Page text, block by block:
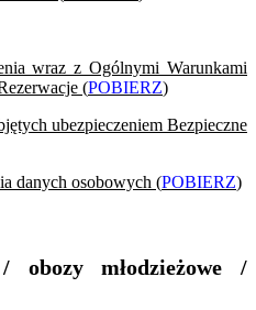
wraz z Ogólnymi Warunkami
(POBIERZ)
ubezpieczeniem Bezpieczne
danych osobowych (POBIERZ)
młodzieżowe /